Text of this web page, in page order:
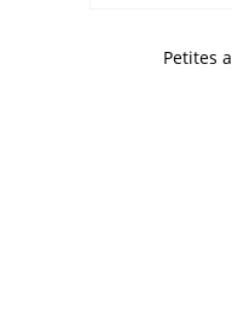
Petites